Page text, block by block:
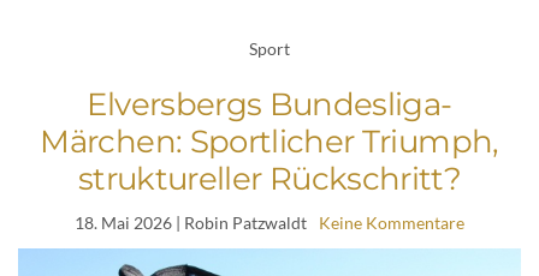
Sport
Elversbergs Bundesliga-
Märchen: Sportlicher Triumph,
struktureller Rückschritt?
18. Mai 2026 | Robin Patzwaldt Keine Kommentare